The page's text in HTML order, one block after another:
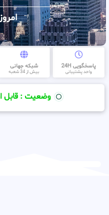
پاسخگویی 24H
واحد پشتیبانی
شبکه جهانی
بیش از 34 شعبه
وضعیت : قابل